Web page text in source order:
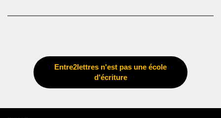
Entre2lettres n'est pas une école
d'écriture